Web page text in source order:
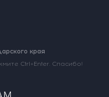
края
Ctrl+Enter. Спасибо!